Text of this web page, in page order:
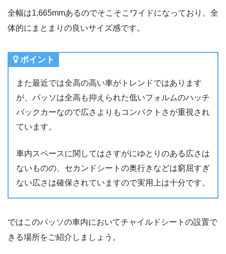
全幅は1,665mmあるのでそこそこワイドになっており、全
体的にまとまりの良いサイズ感です。
ポイント
また最近では全高の高い車がトレンドではあります
が、パッソは全高も抑えられた低いフォルムのハッチ
バックカーなので広さよりもコンパクトさが重視され
ています。
車内スペースに関してはさすがにゆとりのある広さは
ないものの、セカンドシートの奥行きなどは窮屈すぎ
ない広さは確保されていますので実用上は十分です。
ではこのパッソの車内においてチャイルドシートの設置で
きる場所をご紹介しましょう。